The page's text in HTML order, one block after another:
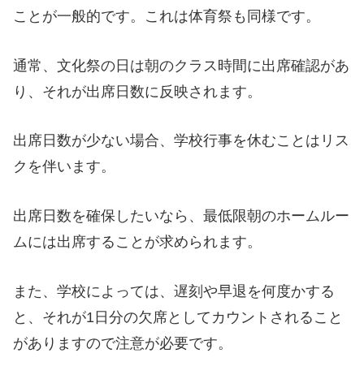
ことが一般的です。これは体育祭も同様です。
通常、文化祭の日は朝のクラス時間に出席確認があ
り、それが出席日数に反映されます。
出席日数が少ない場合、学校行事を休むことはリス
クを伴います。
出席日数を確保したいなら、最低限朝のホームルー
ムには出席することが求められます。
また、学校によっては、遅刻や早退を何度かする
と、それが1日分の欠席としてカウントされること
がありますので注意が必要です。